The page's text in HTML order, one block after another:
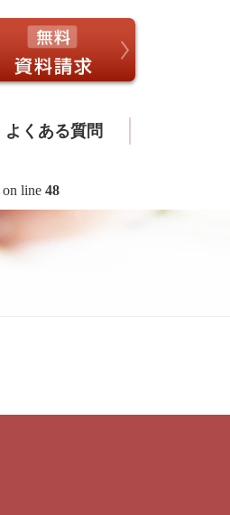
よくある質問
on line 48